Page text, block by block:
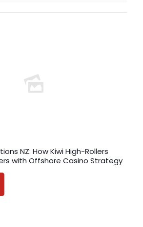
NZ: How Kiwi High-Rollers
with Offshore Casino Strategy